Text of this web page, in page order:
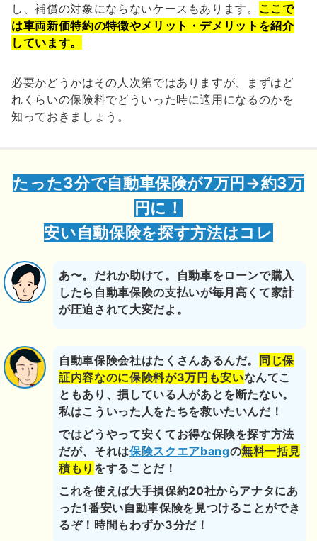
し、補償の対象にならないケースもあります。 ここで
は車両新価特約の特徴やメリット・デメリットを紹介
しています。
必要かどうかはその人次第ではありますが、まずはど
れくらいの保険料でどういった時に適用になるのかを
知っておきましょう。
たった3分で自動車保険が7万円→約3万
円に！
安い自動保険を探す方法はコレ
あ〜。だれか助けて。自動車をローンで購入
したら自動車保険の支払いが毎月高くて家計
が圧迫されて大変だよ。
自動車保険会社はたくさんあるんだ。
同じ保
証内容なのに保険料が3万円も安いなんてこ
ともあり、損している人があとを断たない。
私はこういった人をたちを救いたいんだ！
ではどうやって安くてお得な保険を探す方法
だが、それは保険スクエアbangの無料一括見
積もり をすることだ！
これを使えば大手損保約20社からアナタにあ
った1番安い自動車保険を見つけることができ
るぞ！時間もわずか3分だ！